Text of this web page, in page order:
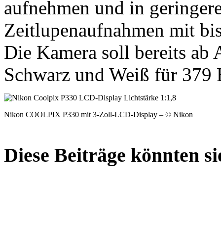
aufnehmen und in
Zeitlupenaufnahmen mit
Die Kamera soll bereits ab
Schwarz und Weiß für 379
Nikon COOLPIX P330 mit 3-Zoll-LCD-Display – © Nikon
Diese Beiträge könnten